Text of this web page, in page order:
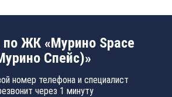
ЖК «Мурино Space
Спейс)»
номер телефона и специалист
через 1 минуту